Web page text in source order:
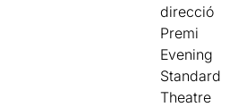
direcció
Premi
Evening
Standard
Theatre